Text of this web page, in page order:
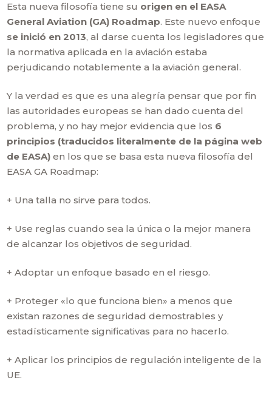
Esta nueva filosofía tiene su origen en el EASA
General Aviation (GA) Roadmap. Este nuevo enfoque
se inició en 2013, al darse cuenta los legisladores que
la normativa aplicada en la aviación estaba
perjudicando notablemente a la aviación general.
Y la verdad es que es una alegría pensar que por fin
las autoridades europeas se han dado cuenta del
problema, y no hay mejor evidencia que los 6
principios (traducidos literalmente de la página web
de EASA) en los que se basa esta nueva filosofía del
EASA GA Roadmap:
+ Una talla no sirve para todos.
+ Use reglas cuando sea la única o la mejor manera
de alcanzar los objetivos de seguridad.
+ Adoptar un enfoque basado en el riesgo.
+ Proteger «lo que funciona bien» a menos que
existan razones de seguridad demostrables y
estadísticamente significativas para no hacerlo.
+ Aplicar los principios de regulación inteligente de la
UE.